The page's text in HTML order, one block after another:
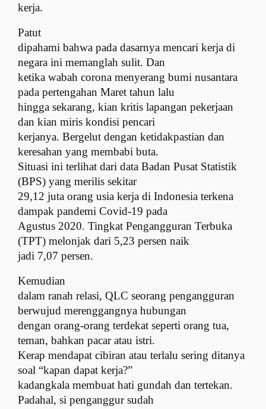
kerja.
Patut
dipahami bahwa pada dasarnya mencari kerja di
negara ini memanglah sulit. Dan
ketika wabah corona menyerang bumi nusantara
pada pertengahan Maret tahun lalu
hingga sekarang, kian kritis lapangan pekerjaan
dan kian miris kondisi pencari
kerjanya. Bergelut dengan ketidakpastian dan
keresahan yang membabi buta.
Situasi ini terlihat dari data Badan Pusat Statistik
(BPS) yang merilis sekitar
29,12 juta orang usia kerja di Indonesia terkena
dampak pandemi Covid-19 pada
Agustus 2020. Tingkat Pengangguran Terbuka
(TPT) melonjak dari 5,23 persen naik
jadi 7,07 persen.
Kemudian
dalam ranah relasi, QLC seorang pengangguran
berwujud merenggangnya hubungan
dengan orang-orang terdekat seperti orang tua,
teman, bahkan pacar atau istri.
Kerap mendapat cibiran atau terlalu sering ditanya
soal “kapan dapat kerja?”
kadangkala membuat hati gundah dan tertekan.
Padahal, si penganggur sudah